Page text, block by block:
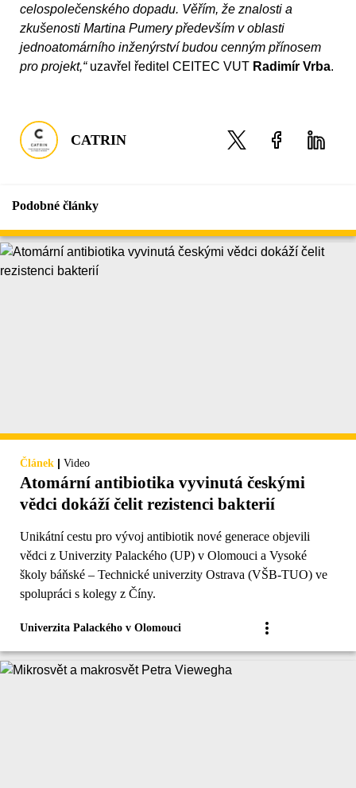
celospolečenského dopadu. Věřím, že znalosti a
zkušenosti Martina Pumery především v oblasti
jednoatomárního inženýrství budou cenným přínosem
pro projekt,“uzavřel ředitel CEITEC VUT Radimír Vrba.
CATRIN
Podobné články
Článek | Video
Atomární antibiotika vyvinutá českými
vědci dokáží čelit rezistenci bakterií
Unikátní cestu pro vývoj antibiotik nové generace objevili
vědci z Univerzity Palackého (UP) v Olomouci a Vysoké
školy báňské – Technické univerzity Ostrava (VŠB-TUO) ve
spolupráci s kolegy z Číny.
Univerzita Palackého v Olomouci